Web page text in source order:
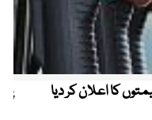
کا اعلان کر دیا